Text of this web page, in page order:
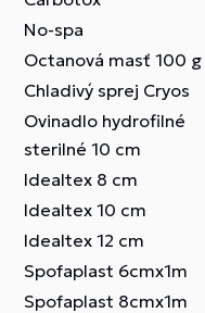
No-spa
Octanová masť 100 g
Chladivý sprej Cryos
Ovinadlo hydrofilné
sterilné 10 cm
Idealtex 8 cm
Idealtex 10 cm
Idealtex 12 cm
Spofaplast 6cmx1m
Spofaplast 8cmx1m